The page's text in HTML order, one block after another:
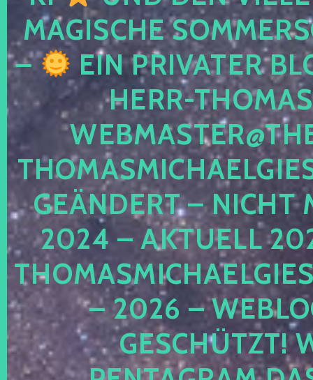
MAGISCHE
–
EIN PRIVATER
HERR-
GEÄNDERT – NICHT
2024 – AKTUELL
– 2026 –
ESCHÜTZT!